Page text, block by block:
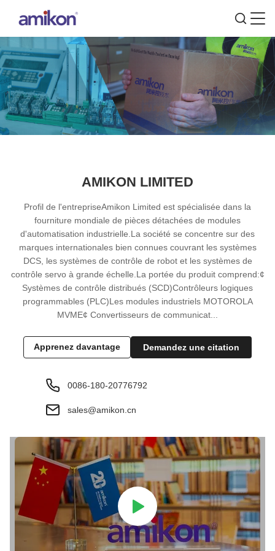
AMIKON LIMITED
Profil de l'entrepriseAmikon Limited est spécialisée dans la
fourniture mondiale de pièces détachées de modules
d'automatisation industrielle.La société se concentre sur des
marques internationales bien connues couvrant les systèmes
DCS, les systèmes de contrôle de robot et les systèmes de
contrôle servo à grande échelle.La portée du produit comprend:¢
Systèmes de contrôle distribués (SCD)Contrôleurs logiques
programmables (PLC)Les modules industriels MOTOROLA
MVME¢ Convertisseurs de communicat...
Apprenez davantage Demandez une citation
0086-180-20776792
sales@amikon.cn